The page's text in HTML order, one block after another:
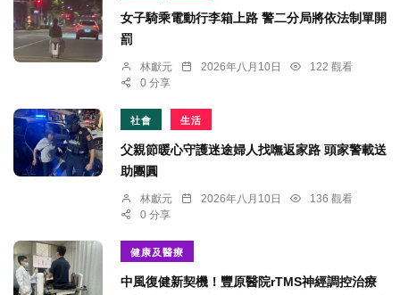
女子騎乘電動行李箱上路 警二分局將依法制單開
罰
林獻元 2026年八月10日
122 觀看
0 分享
社會 生活
父親節暖心守護迷途婦人找嘸返家路 頭家警載送
助團圓
林獻元 2026年八月10日
136 觀看
0 分享
健康及醫療
中風復健新契機！豐原醫院rTMS神經調控治療